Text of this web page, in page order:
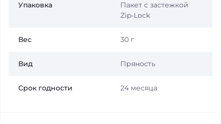
Упаковка
Пакет с застежкой
Zip-Lock
Вес 30 г
Вид Пряность
Срок годности 24 месяца